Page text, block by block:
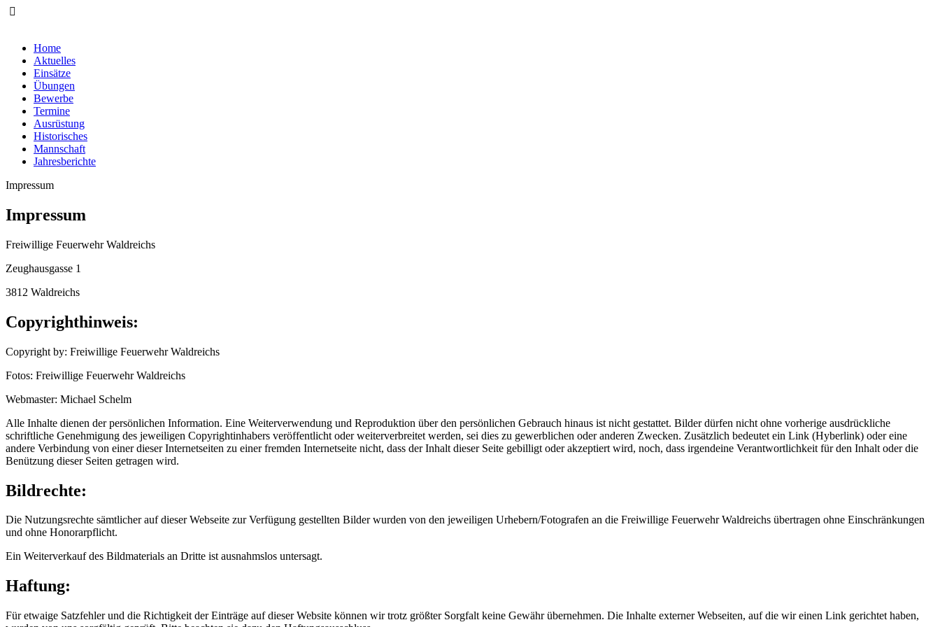
Home
Aktuelles
Einsätze
Übungen
Bewerbe
Termine
Ausrüstung
Historisches
Mannschaft
Jahresberichte
Impressum
Impressum
Freiwillige Feuerwehr Waldreichs
Zeughausgasse 1
3812 Waldreichs
Copyrighthinweis:
Copyright by: Freiwillige Feuerwehr Waldreichs
Fotos: Freiwillige Feuerwehr Waldreichs
Webmaster: Michael Schelm
Alle Inhalte dienen der persönlichen Information. Eine Weiterverwendung und Reproduktion über den persönlichen Gebrauch hinaus ist nicht gestattet. Bilder dürfen nicht ohne vorherige ausdrückliche
schriftliche Genehmigung des jeweiligen Copyrightinhabers veröffentlicht oder weiterverbreitet werden, sei dies zu gewerblichen oder anderen Zwecken. Zusätzlich bedeutet ein Link (Hyberlink) oder eine
andere Verbindung von einer dieser Internetseiten zu einer fremden Internetseite nicht, dass der Inhalt dieser Seite gebilligt oder akzeptiert wird, noch, dass irgendeine Verantwortlichkeit für den Inhalt oder die
Benützung dieser Seiten getragen wird.
Bildrechte:
Die Nutzungsrechte sämtlicher auf dieser Webseite zur Verfügung gestellten Bilder wurden von den jeweiligen Urhebern/Fotografen an die Freiwillige Feuerwehr Waldreichs übertragen ohne Einschränkungen
und ohne Honorarpflicht.
Ein Weiterverkauf des Bildmaterials an Dritte ist ausnahmslos untersagt.
Haftung:
Für etwaige Satzfehler und die Richtigkeit der Einträge auf dieser Website können wir trotz größter Sorgfalt keine Gewähr übernehmen. Die Inhalte externer Webseiten, auf die wir einen Link gerichtet haben,